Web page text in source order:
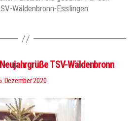
Wäldenbronn-Esslingen
TSV-Wäldenbronn
Dezember 2020